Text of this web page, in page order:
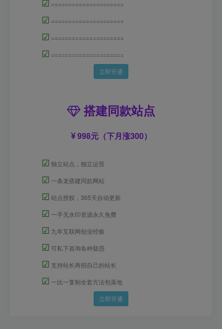
=====================
☑ =====================
☑ =====================
☑ =====================
立即开通
搭建同款站点
998元（下月涨300）
☑ 独立站点，独立运营
☑ 一条龙搭建同款网站
☑ 站点授权，365天自动更新
☑ 一手无水印资源永久免费
☑ 九年互联网创业经验
☑ 可私下咨询各种疑惑
☑ 支持站长再招自己的站长
☑ 一比一复制全套方法包落地
立即开通